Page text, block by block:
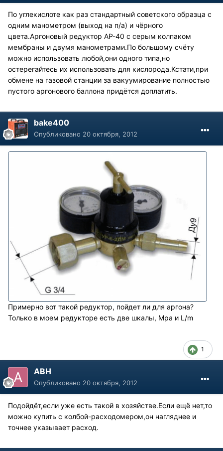
По углекислоте как раз стандартный советского образца с
одним манометром (выход на п/а) и чёрного
цвета.Аргоновый редуктор АР-40 с серым колпаком
мембраны и двумя манометрами.По большому счёту
можно использовать любой,они одного типа,но
остерегайтесь их использовать для кислорода.Кстати,при
обмене на газовой станции за вакуумирование полностью
пустого аргонового баллона придётся доплатить.
bake400
Опубликовано 20 октября, 2012
Примерно вот такой редуктор, пойдет ли для аргона?
Только в моем редукторе есть две шкалы, Мра и L/m
1
АВН
Опубликовано 20 октября, 2012
Подойдёт,если уже есть такой в хозяйстве.Если ещё нет,то
можно купить с колбой-расходомером,он нагляднее и
точнее указывает расход.